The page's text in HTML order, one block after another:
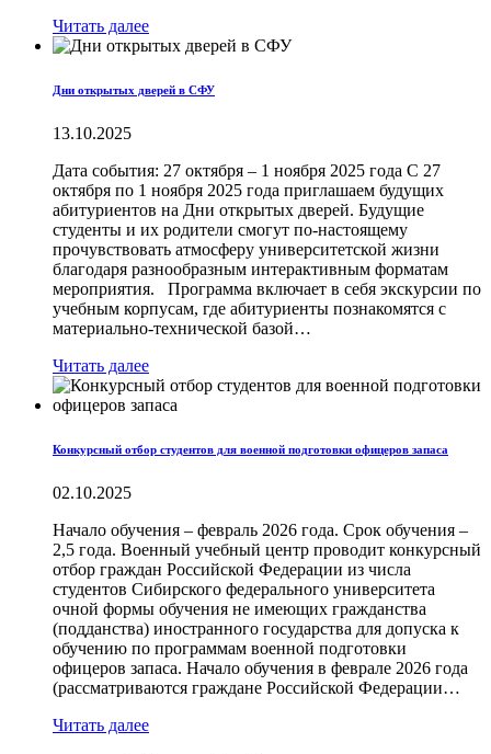
Читать далее
Дни открытых дверей в СФУ
13.10.2025
Дата события: 27 октября – 1 ноября 2025 года С 27
октября по 1 ноября 2025 года приглашаем будущих
абитуриентов на Дни открытых дверей. Будущие
студенты и их родители смогут по-настоящему
прочувствовать атмосферу университетской жизни
благодаря разнообразным интерактивным форматам
мероприятия. Программа включает в себя экскурсии по
учебным корпусам, где абитуриенты познакомятся с
материально-технической базой…
Читать далее
Конкурсный отбор студентов для военной подготовки офицеров запаса
02.10.2025
Начало обучения – февраль 2026 года. Срок обучения –
2,5 года. Военный учебный центр проводит конкурсный
отбор граждан Российской Федерации из числа
студентов Сибирского федерального университета
очной формы обучения не имеющих гражданства
(подданства) иностранного государства для допуска к
обучению по программам военной подготовки
офицеров запаса. Начало обучения в феврале 2026 года
(рассматриваются граждане Российской Федерации…
Читать далее